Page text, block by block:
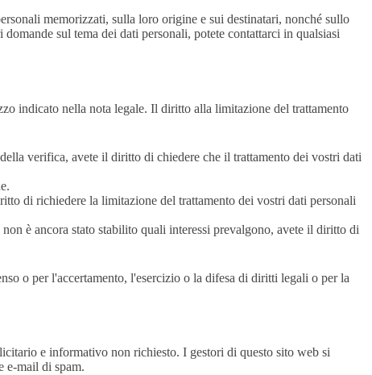
memorizzati, sulla loro origine e sui destinatari, nonché sullo
sul tema dei dati personali, potete contattarci in qualsiasi
indicato nella nota legale. Il diritto alla limitazione del trattamento
verifica, avete il diritto di chiedere che il trattamento dei vostri dati
di richiedere la limitazione del trattamento dei vostri dati personali
è ancora stato stabilito quali interessi prevalgono, avete il diritto di
o per l'accertamento, l'esercizio o la difesa di diritti legali o per la
e informativo non richiesto. I gestori di questo sito web si
e-mail di spam.